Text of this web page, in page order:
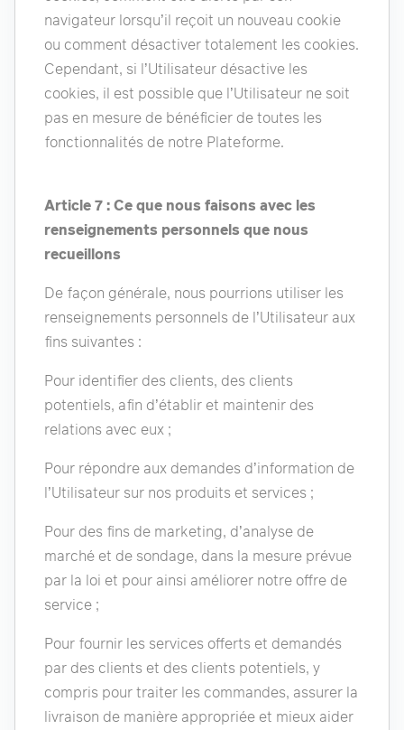
navigateur lorsqu’il reçoit un nouveau cookie
ou comment désactiver totalement les cookies.
Cependant, si l’Utilisateur désactive les
cookies, il est possible que l’Utilisateur ne soit
pas en mesure de bénéficier de toutes les
fonctionnalités de notre Plateforme.
Article 7 : Ce que nous faisons avec les
renseignements personnels que nous
recueillons
De façon générale, nous pourrions utiliser les
renseignements personnels de l’Utilisateur aux
fins suivantes :
Pour identifier des clients, des clients
potentiels, afin d’établir et maintenir des
relations avec eux ;
Pour répondre aux demandes d’information de
l’Utilisateur sur nos produits et services ;
Pour des fins de marketing, d’analyse de
marché et de sondage, dans la mesure prévue
par la loi et pour ainsi améliorer notre offre de
service ;
Pour fournir les services offerts et demandés
par des clients et des clients potentiels, y
compris pour traiter les commandes, assurer la
livraison de manière appropriée et mieux aider